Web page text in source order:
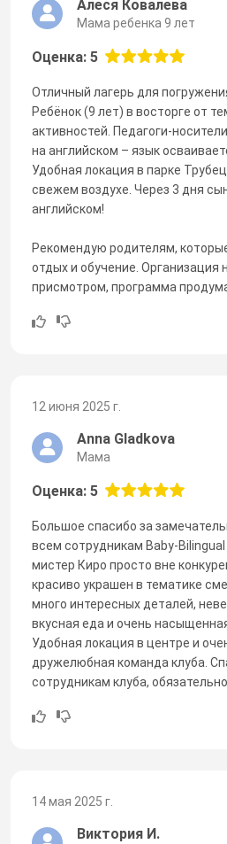
Алеся Ковалева
Мама ребенка 9 лет
Оценка: 5
Отличный лагерь для
Ребёнок (9 лет) в восторге от
активностей. Педагоги-
на английском – язык
Удобная локация в парке
свежем воздухе. Через 3 дня
английском!
Рекомендую родителям,
отдых и обучение. Организация
присмотром, программа
12 июня 2025 г.
Anna Gladkova
Мама
Оценка: 5
Большое спасибо за
всем сотрудникам Baby-
мистер Киро просто вне
красиво украшен в тематике
много интересных деталей,
вкусная еда и очень
Удобная локация в центре и
дружелюбная команда клуба.
сотрудникам клуба,
14 мая 2025 г.
Виктория И.